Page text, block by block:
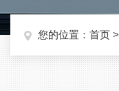
您的位置： 首页 >